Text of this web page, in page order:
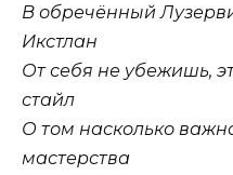
В обречённый
Икстлан
От себя не убежишь,
стайл
О том насколько
мастерства